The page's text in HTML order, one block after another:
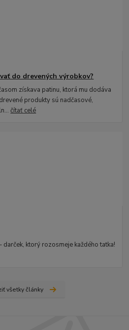
do drevených výrobkov?
získava patinu, ktorá mu dodáva
produkty sú nadčasové,
čítať celé
darček, ktorý rozosmeje každého tatka!
všetky články